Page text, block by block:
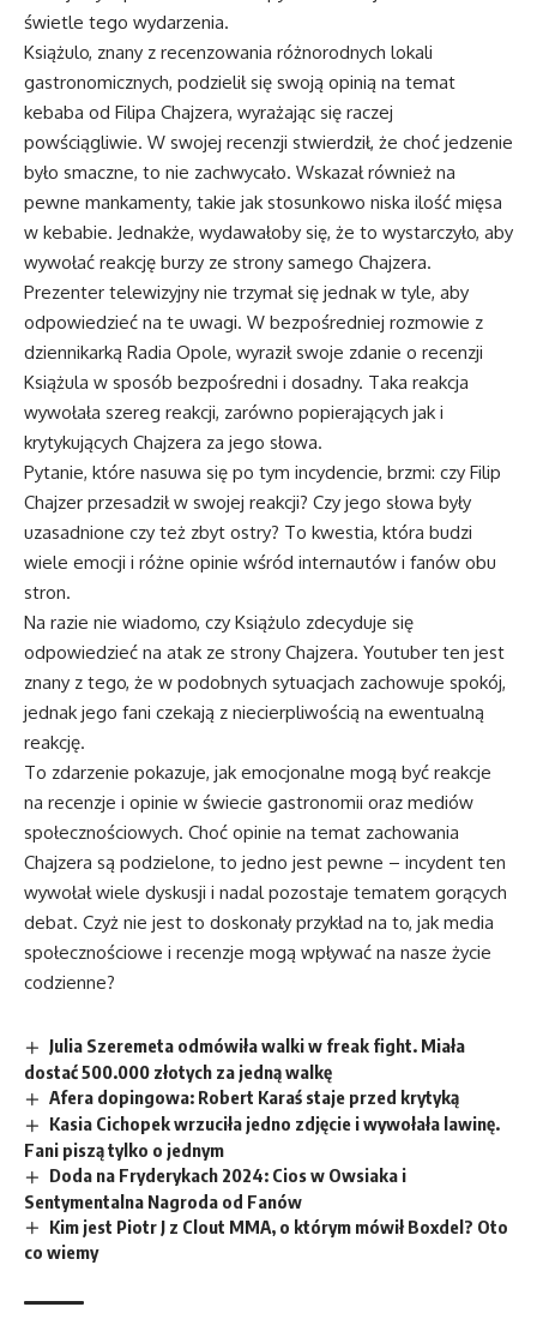
świetle tego wydarzenia.
Książulo, znany z recenzowania różnorodnych lokali
gastronomicznych, podzielił się swoją opinią na temat
kebaba od Filipa Chajzera, wyrażając się raczej
powściągliwie. W swojej recenzji stwierdził, że choć jedzenie
było smaczne, to nie zachwycało. Wskazał również na
pewne mankamenty, takie jak stosunkowo niska ilość mięsa
w kebabie. Jednakże, wydawałoby się, że to wystarczyło, aby
wywołać reakcję burzy ze strony samego Chajzera.
Prezenter telewizyjny nie trzymał się jednak w tyle, aby
odpowiedzieć na te uwagi. W bezpośredniej rozmowie z
dziennikarką Radia Opole, wyraził swoje zdanie o recenzji
Książula w sposób bezpośredni i dosadny. Taka reakcja
wywołała szereg reakcji, zarówno popierających jak i
krytykujących Chajzera za jego słowa.
Pytanie, które nasuwa się po tym incydencie, brzmi: czy Filip
Chajzer przesadził w swojej reakcji? Czy jego słowa były
uzasadnione czy też zbyt ostry? To kwestia, która budzi
wiele emocji i różne opinie wśród internautów i fanów obu
stron.
Na razie nie wiadomo, czy Książulo zdecyduje się
odpowiedzieć na atak ze strony Chajzera. Youtuber ten jest
znany z tego, że w podobnych sytuacjach zachowuje spokój,
jednak jego fani czekają z niecierpliwością na ewentualną
reakcję.
To zdarzenie pokazuje, jak emocjonalne mogą być reakcje
na recenzje i opinie w świecie gastronomii oraz mediów
społecznościowych. Choć opinie na temat zachowania
Chajzera są podzielone, to jedno jest pewne – incydent ten
wywołał wiele dyskusji i nadal pozostaje tematem gorących
debat. Czyż nie jest to doskonały przykład na to, jak media
społecznościowe i recenzje mogą wpływać na nasze życie
codzienne?
Julia Szeremeta odmówiła walki w freak fight. Miała
dostać 500.000 złotych za jedną walkę
Afera dopingowa: Robert Karaś staje przed krytyką
Kasia Cichopek wrzuciła jedno zdjęcie i wywołała lawinę.
Fani piszą tylko o jednym
Doda na Fryderykach 2024: Cios w Owsiaka i
Sentymentalna Nagroda od Fanów
Kim jest Piotr J z Clout MMA, o którym mówił Boxdel? Oto
co wiemy